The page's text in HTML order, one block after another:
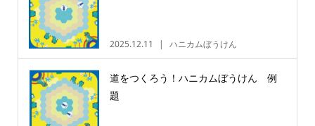
2025.12.11 ハニカムぼうけん
道をつくろう！ハニカムぼうけん 例
題